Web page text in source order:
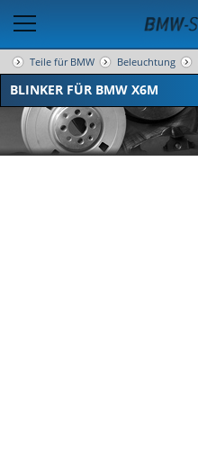
Teile für BMW Beleuchtung
BLINKER FÜR BMW X6M